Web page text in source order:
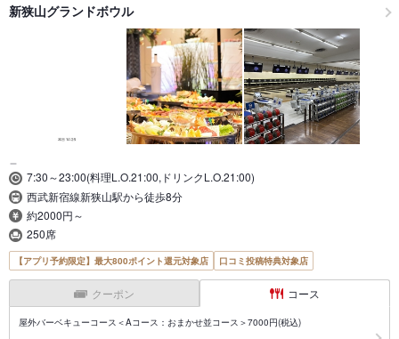
新狭山グランドボウル
7:30～23:00(料理L.O.21:00,ドリンクL.O.21:00)
西武新宿線新狭山駅から徒歩8分
約2000円～
250席
【アプリ予約限定】最大800ポイント還元対象店 口コミ投稿特典対象店
クーポン コース
屋外バーベキューコース＜Aコース：おまかせ並コース＞7000円(税込)